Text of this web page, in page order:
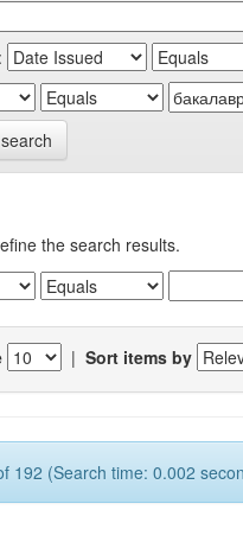
the search results.
| Sort items by
192 (Search time: 0.002